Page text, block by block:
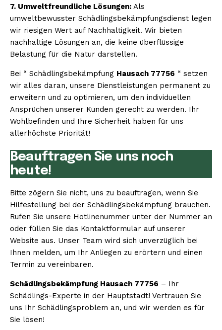
7. Umweltfreundliche Lösungen: Als
umweltbewusster Schädlingsbekämpfungsdienst legen
wir riesigen Wert auf Nachhaltigkeit. Wir bieten
nachhaltige Lösungen an, die keine überflüssige
Belastung für die Natur darstellen.
Bei “ Schädlingsbekämpfung Hausach 77756 “ setzen
wir alles daran, unsere Dienstleistungen permanent zu
erweitern und zu optimieren, um den individuellen
Ansprüchen unserer Kunden gerecht zu werden. Ihr
Wohlbefinden und Ihre Sicherheit haben für uns
allerhöchste Priorität!
Beauftragen Sie uns noch
heute!
Bitte zögern Sie nicht, uns zu beauftragen, wenn Sie
Hilfestellung bei der Schädlingsbekämpfung brauchen.
Rufen Sie unsere Hotlinenummer unter der Nummer an
oder füllen Sie das Kontaktformular auf unserer
Website aus. Unser Team wird sich unverzüglich bei
Ihnen melden, um Ihr Anliegen zu erörtern und einen
Termin zu vereinbaren.
Schädlingsbekämpfung Hausach 77756 – Ihr
Schädlings-Experte in der Hauptstadt! Vertrauen Sie
uns Ihr Schädlingsproblem an, und wir werden es für
Sie lösen!